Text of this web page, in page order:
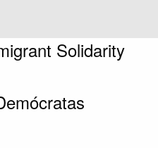
Solidarity